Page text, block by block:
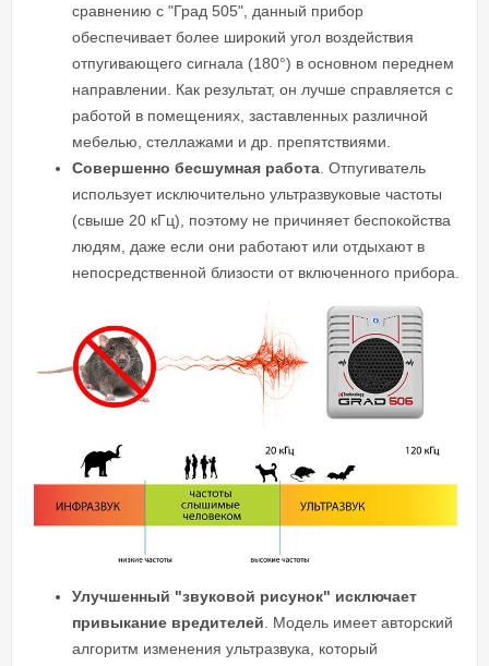
сравнению с "Град 505", данный прибор
обеспечивает более широкий угол воздействия
отпугивающего сигнала (180°) в основном переднем
направлении. Как результат, он лучше справляется с
работой в помещениях, заставленных различной
мебелью, стеллажами и др. препятствиями.
Совершенно бесшумная работа . Отпугиватель
использует исключительно ультразвуковые частоты
(свыше 20 кГц), поэтому не причиняет беспокойства
людям, даже если они работают или отдыхают в
непосредственной близости от включенного прибора.
Улучшенный "звуковой рисунок" исключает
привыкание вредителей. Модель имеет авторский
алгоритм изменения ультразвука, который